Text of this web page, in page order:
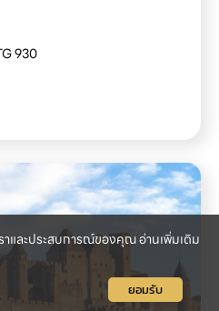
930
าและประสบการณ์ของคุณ อ่านเพิ่มเติม
ยอมรับ